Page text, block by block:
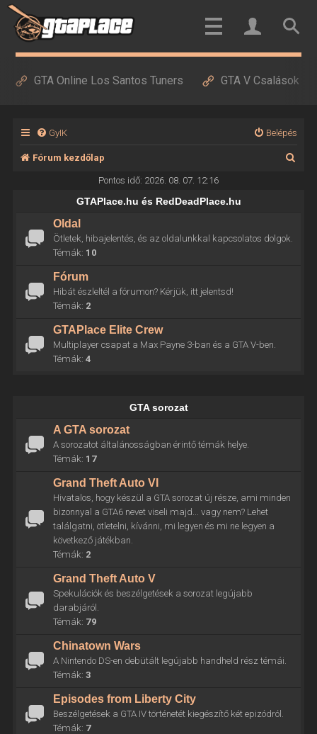
GTA Online Los Santos Tuners GTA V Csalások
GyIK Belépés
Fórum kezdőlap
Pontos idő: 2026. 08. 07. 12:16
GTAPlace.hu és RedDeadPlace.hu
Oldal
Ötletek, hibajelentés, és az oldalunkkal kapcsolatos dolgok.
Témák: 10
Fórum
Hibát észleltél a fórumon? Kérjük, itt jelentsd!
Témák: 2
GTAPlace Elite Crew
Multiplayer csapat a Max Payne 3-ban és a GTA V-ben.
Témák: 4
GTA sorozat
A GTA sorozat
A sorozatot általánosságban érintő témák helye.
Témák: 17
Grand Theft Auto VI
Hivatalos, hogy készül a GTA sorozat új része, ami minden
bizonnyal a GTA6 nevet viseli majd... vagy nem? Lehet
találgatni, ötletelni, kívánni, mi legyen és mi ne legyen a
következő játékban.
Témák: 2
Grand Theft Auto V
Spekulációk és beszélgetések a sorozat legújabb
darabjáról.
Témák: 79
Chinatown Wars
A Nintendo DS-en debütált legújabb handheld rész témái.
Témák: 3
Episodes from Liberty City
Beszélgetések a GTA IV történetét kiegészítő két epizódról.
Témák: 7